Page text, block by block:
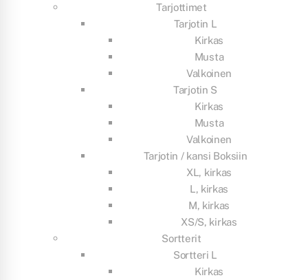
Tarjottimet
Tarjotin L
Kirkas
Musta
Valkoinen
Tarjotin S
Kirkas
Musta
Valkoinen
Tarjotin / kansi Boksiin
XL, kirkas
L, kirkas
M, kirkas
XS/S, kirkas
Sortterit
Sortteri L
Kirkas